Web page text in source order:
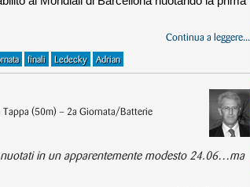
Continua a leggere...
finali Ledecky Adrian
Tappa (50m) – 2a Giornata/Batterie
in un apparentemente modesto 24.06…ma